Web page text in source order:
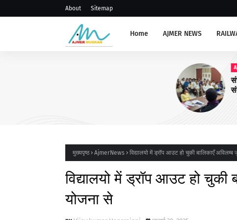
About Sitemap
Home AJMER NEWS
संभाग स्तरीय प्राचार्य, रोवर रेंजर लीडर
मुख्यपृष्ठ AjmerNews विद्यालयो में ड्रॉप आउट हो चुकी बालिकाएँ अविलम्ब
विद्यालयो में ड्रॉप आउट हो चुकी
योजना से